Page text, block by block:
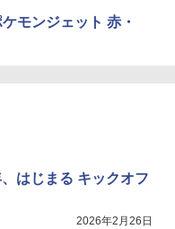
モンジェット 赤・
、はじまる キックオフ
2026年2月26日